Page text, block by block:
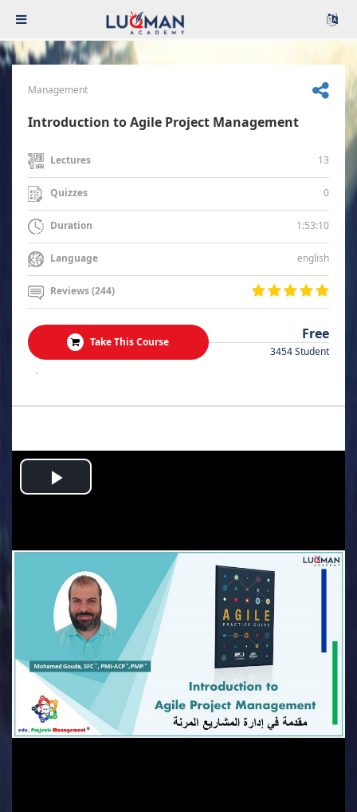
Management
Introduction to Agile Project Management
Lectures 13
Quizzes 0
Duration 1:53:10
Language english
Reviews (244)
Take This Course Free
3454 Student
.
Play